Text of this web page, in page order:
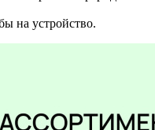
на устройство.